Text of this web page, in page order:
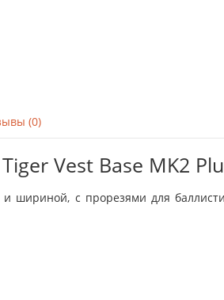
(0)
Vest Base MK2
шириной, с прорезями для